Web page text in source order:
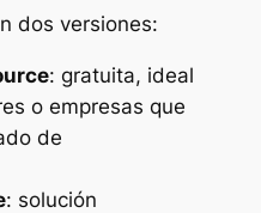
dos versiones:
: gratuita, ideal
o empresas que
de
: solución